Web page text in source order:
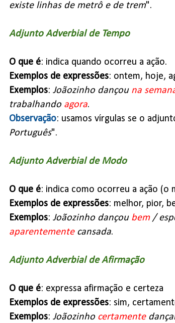
existe linhas de metrô e de trem".
Adjunto Adverbial de Tempo
O que é: indica quando ocorreu a ação.
Exemplos de expressões: ontem, hoje,
Exemplos: Joãozinho dançou na
trabalhando agora.
Observação: usamos vírgulas se o
Português".
Adjunto Adverbial de Modo
O que é: indica como ocorreu a ação (o
Exemplos de expressões: melhor, pior,
Exemplos: Joãozinho dançou bem/
aparentemente cansada.
Adjunto Adverbial de Afirmação
O que é: expressa afirmação e certeza
Exemplos de expressões: sim,
Exemplos: Joãozinho certamente